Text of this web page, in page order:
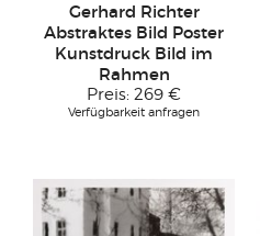
Gerhard Richter
Abstraktes Bild Poster
Kunstdruck Bild im
Rahmen
Preis: 269 €
Verfügbarkeit anfragen